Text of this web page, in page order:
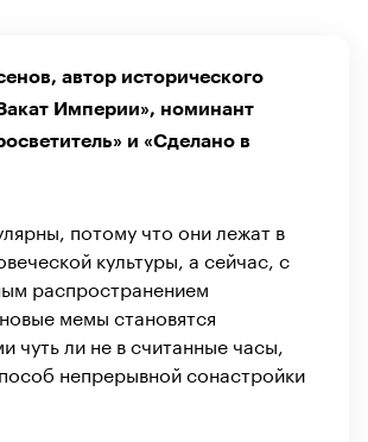
автор исторического
Империи», номинант
и «Сделано в
потому что они лежат в
культуры, а сейчас, с
распространением
мемы становятся
чуть ли не в считанные часы,
непрерывной сонастройки